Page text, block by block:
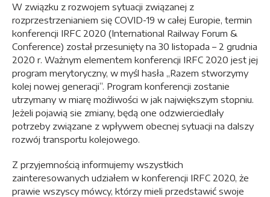
W związku z rozwojem sytuacji związanej z
rozprzestrzenianiem się COVID-19 w całej Europie, termin
konferencji IRFC 2020 (International Railway Forum &
Conference) został przesunięty na 30 listopada – 2 grudnia
2020 r. Ważnym elementem konferencji IRFC 2020 jest jej
program merytoryczny, w myśl hasła „Razem stworzymy
kolej nowej generacji”. Program konferencji zostanie
utrzymany w miarę możliwości w jak największym stopniu.
Jeżeli pojawią sie zmiany, będą one odzwierciedlały
potrzeby związane z wpływem obecnej sytuacji na dalszy
rozwój transportu kolejowego.
Z przyjemnością informujemy wszystkich
zainteresowanych udziałem w konferencji IRFC 2020, że
prawie wszyscy mówcy, którzy mieli przedstawić swoje